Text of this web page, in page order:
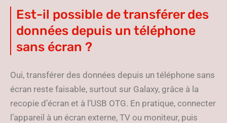
Est-il possible de transférer des
données depuis un téléphone
sans écran ?
Oui, transférer des données depuis un téléphone sans
écran reste faisable, surtout sur Galaxy, grâce à la
recopie d’écran et à l’USB OTG. En pratique, connecter
l’appareil à un écran externe, TV ou moniteur, puis